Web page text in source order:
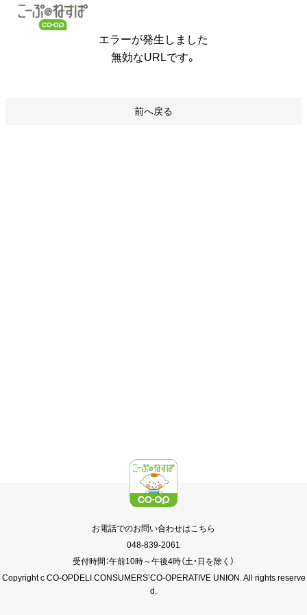
エラーが発生しました
無効なURLです。
前へ戻る
お電話でのお問い合わせはこちら
048-839-2061
受付時間：午前10時～午後4時（土・日を除く）
Copyright c CO-OPDELI CONSUMERS’CO-OPERATIVE UNION. All rights reserve
d.